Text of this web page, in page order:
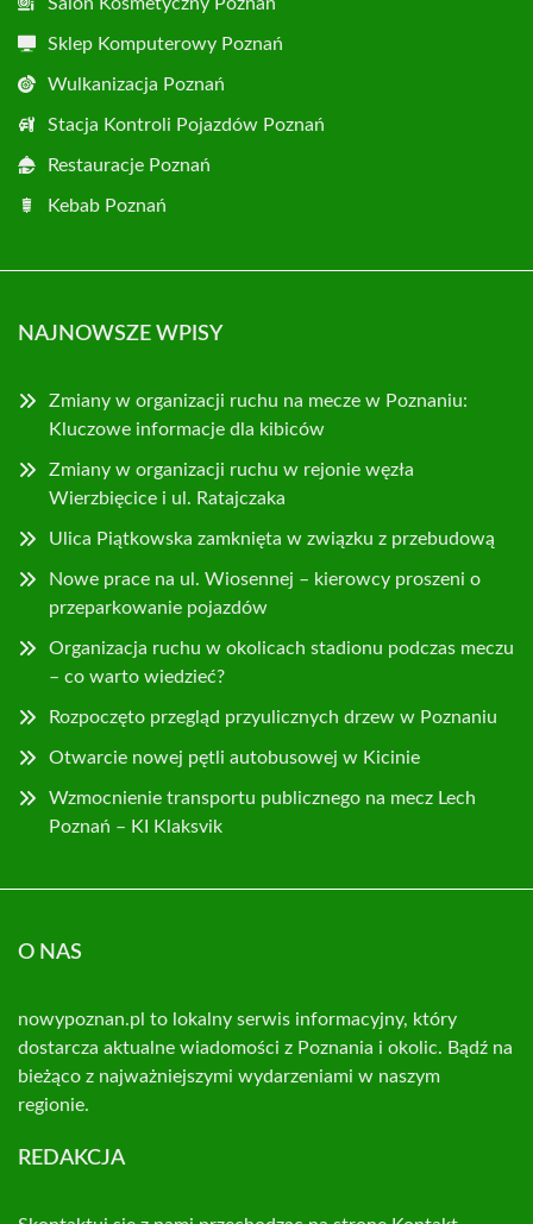
Sklep Komputerowy Poznań
Wulkanizacja Poznań
Stacja Kontroli Pojazdów Poznań
Restauracje Poznań
Kebab Poznań
NAJNOWSZE WPISY
Zmiany w organizacji ruchu na mecze w Poznaniu:
Kluczowe informacje dla kibiców
Zmiany w organizacji ruchu w rejonie węzła
Wierzbięcice i ul. Ratajczaka
Ulica Piątkowska zamknięta w związku z przebudową
Nowe prace na ul. Wiosennej – kierowcy proszeni o
przeparkowanie pojazdów
Organizacja ruchu w okolicach stadionu podczas meczu
– co warto wiedzieć?
Rozpoczęto przegląd przyulicznych drzew w Poznaniu
Otwarcie nowej pętli autobusowej w Kicinie
Wzmocnienie transportu publicznego na mecz Lech
Poznań – KI Klaksvik
O NAS
nowypoznan.pl to lokalny serwis informacyjny, który
dostarcza aktualne wiadomości z Poznania i okolic. Bądź na
bieżąco z najważniejszymi wydarzeniami w naszym
regionie.
REDAKCJA